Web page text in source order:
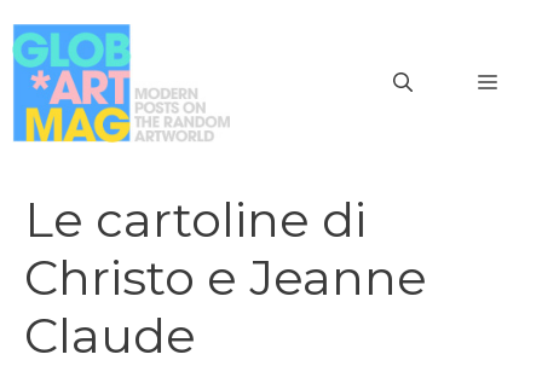
al
contenuto
Le cartoline di
Christo e Jeanne
Claude